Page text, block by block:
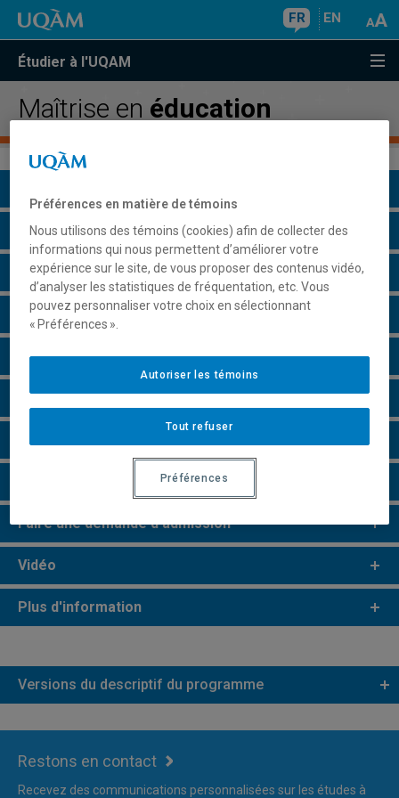
FR EN
Étudier à l'UQAM
Maîtrise en éducation
Conditions d'admission
Cours à suivre et horaires
Grille de cheminement
Particularités
Perspectives professionnelles
Champs de recherche
Remarques et règlements
Faire une demande d'admission
Vidéo
Plus d'information
Versions du descriptif du programme
Restons en contact
Recevez des communications personnalisées sur les études à
Préférences en matière de témoins
Nous utilisons des témoins (cookies) afin de collecter des
informations qui nous permettent d’améliorer votre
expérience sur le site, de vous proposer des contenus vidéo,
d’analyser les statistiques de fréquentation, etc. Vous
pouvez personnaliser votre choix en sélectionnant
« Préférences ».
Tout refuser
Autoriser les témoins
Préférences